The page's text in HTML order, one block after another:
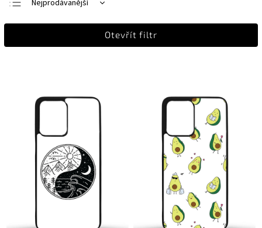
Nejlevnější
Nejprodávanější
Otevřít filtr